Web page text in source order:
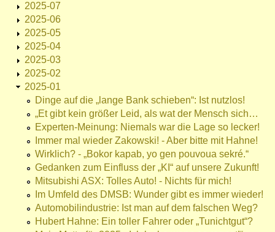
2025-07
2025-06
2025-05
2025-04
2025-03
2025-02
2025-01
Dinge auf die „lange Bank schieben“: Ist nutzlos!
„Et gibt kein größer Leid, als wat der Mensch sich…
Experten-Meinung: Niemals war die Lage so lecker!
Immer mal wieder Zakowski! - Aber bitte mit Hahne!
Wirklich? - „Bokor kapab, yo gen pouvoua sekré.“
Gedanken zum Einfluss der „KI“ auf unsere Zukunft!
Mitsubishi ASX: Tolles Auto! - Nichts für mich!
Im Umfeld des DMSB: Wunder gibt es immer wieder!
Automobilindustrie: Ist man auf dem falschen Weg?
Hubert Hahne: Ein toller Fahrer oder „Tunichtgut“?